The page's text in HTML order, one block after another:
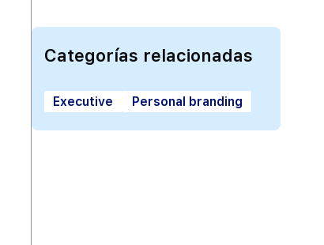
Categorías relacionadas
Executive Personal branding